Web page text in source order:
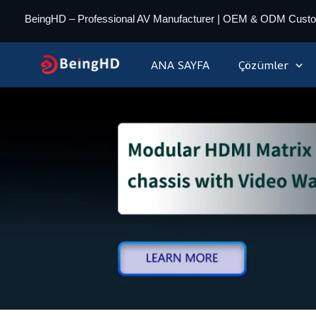
BeingHD – Professional AV Manufacturer | OEM & ODM
ANA SAYFA Çözümler